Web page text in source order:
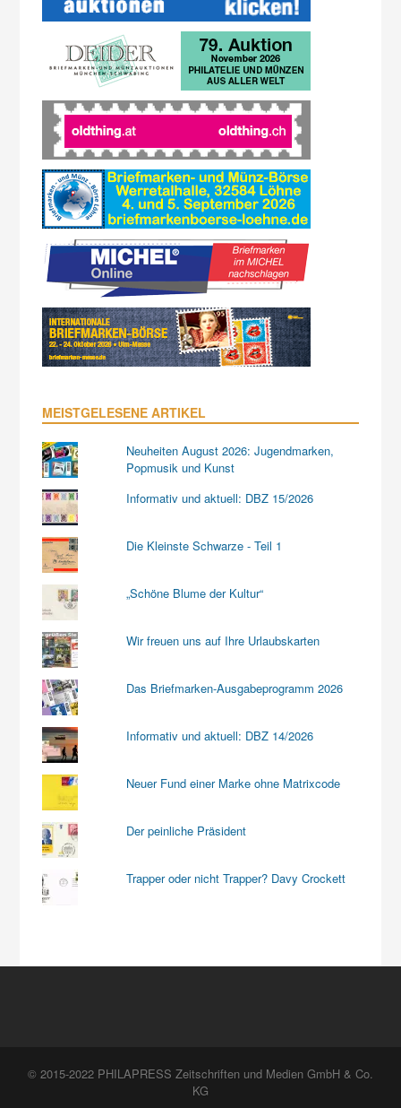
MEISTGELESENE ARTIKEL
Neuheiten August 2026: Jugendmarken,
Popmusik und Kunst
Informativ und aktuell: DBZ 15/2026
Die Kleinste Schwarze - Teil 1
„Schöne Blume der Kultur“
Wir freuen uns auf Ihre Urlaubskarten
Das Briefmarken-Ausgabeprogramm 2026
Informativ und aktuell: DBZ 14/2026
Neuer Fund einer Marke ohne Matrixcode
Der peinliche Präsident
Trapper oder nicht Trapper? Davy Crockett
© 2015-2022 PHILAPRESS Zeitschriften und Medien GmbH & Co.
KG